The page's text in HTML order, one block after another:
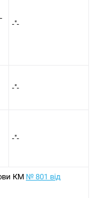
-"-
-"-
-"-
КМ № 801 від